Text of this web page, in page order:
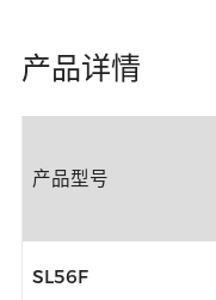
产品详情
产品型号
SL56F